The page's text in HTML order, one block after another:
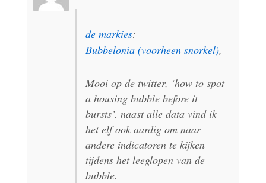
de markies:
Bubbelonia (voorheen snorkel),
Mooi op de twitter, ‘how to spot
a housing bubble before it
bursts’. naast alle data vind ik
het elf ook aardig om naar
andere indicatoren te kijken
tijdens het leeglopen van de
bubble.